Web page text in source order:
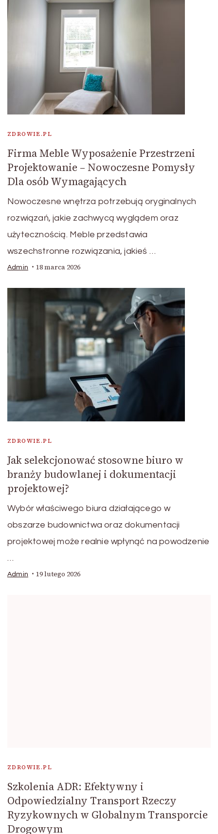
ZDROWIE.PL
Firma Meble Wyposażenie Przestrzeni
Projektowanie – Nowoczesne Pomysły
Dla osób Wymagających
Nowoczesne wnętrza potrzebują oryginalnych
rozwiązań, jakie zachwycą wyglądem oraz
użytecznością. Meble przedstawia
wszechstronne rozwiązania, jakieś …
Admin 18 marca 2026
ZDROWIE.PL
Jak selekcjonować stosowne biuro w
branży budowlanej i dokumentacji
projektowej?
Wybór właściwego biura działającego w
obszarze budownictwa oraz dokumentacji
projektowej może realnie wpłynąć na powodzenie
…
Admin 19 lutego 2026
ZDROWIE.PL
Szkolenia ADR: Efektywny i
Odpowiedzialny Transport Rzeczy
Ryzykownych w Globalnym Transporcie
Drogowym